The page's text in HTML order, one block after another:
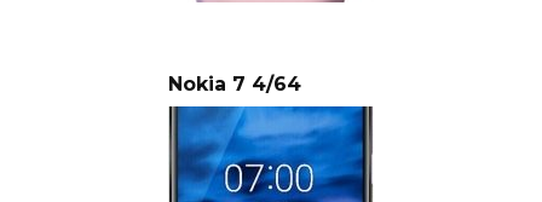
Nokia 7 4/64